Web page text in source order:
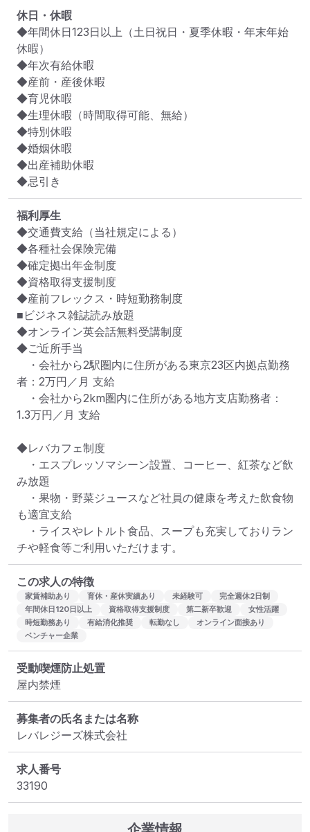
休日・休暇
◆年間休日123日以上（土日祝日・夏季休暇・年末年始
休暇）
◆年次有給休暇
◆産前・産後休暇
◆育児休暇
◆生理休暇（時間取得可能、無給）
◆特別休暇
◆婚姻休暇
◆出産補助休暇
◆忌引き
福利厚生
◆交通費支給（当社規定による）
◆各種社会保険完備
◆確定拠出年金制度
◆資格取得支援制度
◆産前フレックス・時短勤務制度
■ビジネス雑誌読み放題
◆オンライン英会話無料受講制度
◆ご近所手当
・会社から2駅圏内に住所がある東京23区内拠点勤務
者：2万円／月 支給
・会社から2km圏内に住所がある地方支店勤務者：
1.3万円／月 支給
◆レバカフェ制度
・エスプレッソマシーン設置、コーヒー、紅茶など飲
み放題
・果物・野菜ジュースなど社員の健康を考えた飲食物
も適宜支給
・ライスやレトルト食品、スープも充実しておりラン
チや軽食等ご利用いただけます。
この求人の特徴
家賃補助あり 育休・産休実績あり 未経験可
完全週休2日制
年間休日120日以上
資格取得支援制度 第二新卒歓迎
女性活躍
時短勤務あり
有給消化推奨 転勤なし
オンライン面接あり
ベンチャー企業
受動喫煙防止処置
屋内禁煙
募集者の氏名または名称
レバレジーズ株式会社
求人番号
33190